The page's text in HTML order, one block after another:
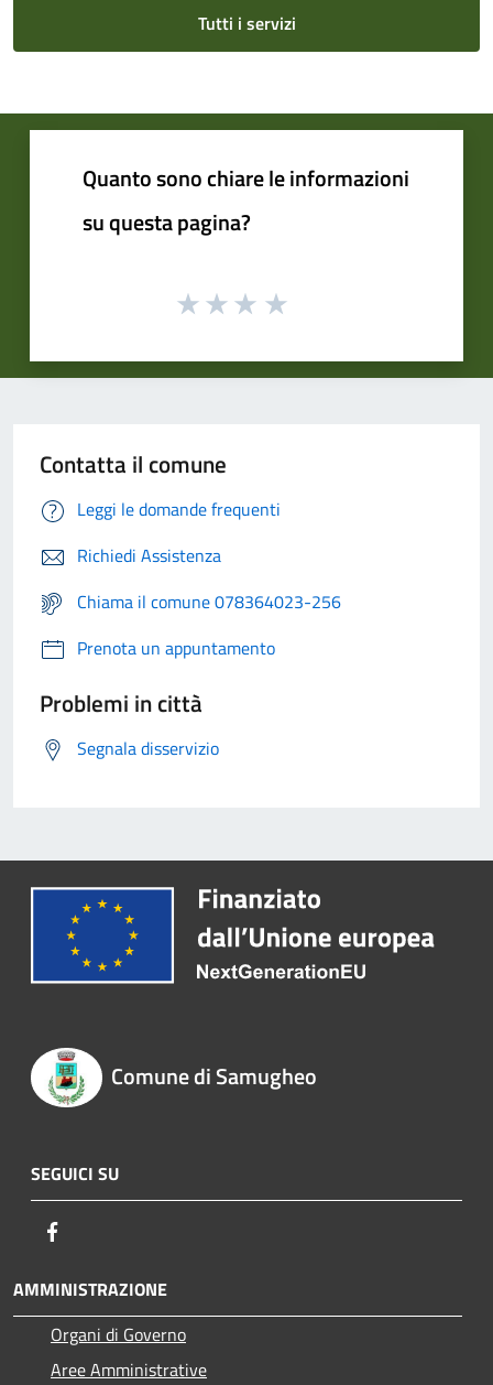
Tutti i servizi
Quanto sono chiare le informazioni
su questa pagina?
Contatta il comune
Leggi le domande frequenti
Richiedi Assistenza
Chiama il comune 078364023-256
Prenota un appuntamento
Problemi in città
Segnala disservizio
Comune di Samugheo
SEGUICI SU
AMMINISTRAZIONE
Organi di Governo
Aree Amministrative